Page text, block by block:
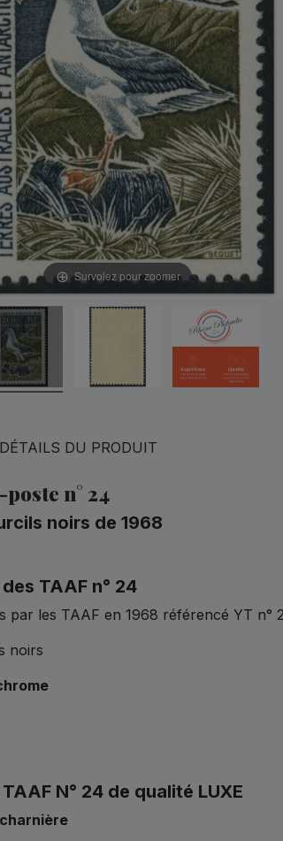
Survolez pour zoomer
DÉTAILS DU PRODUIT
n° 24
noirs de 1968
TAAF n° 24
par les TAAF en 1968 référencé YT n°
noirs
N° 24 de qualité LUXE